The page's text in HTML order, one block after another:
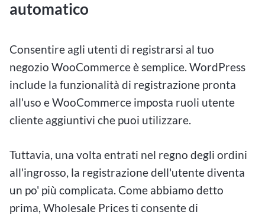
automatico
Consentire agli utenti di registrarsi al tuo
negozio WooCommerce è semplice. WordPress
include la funzionalità di registrazione pronta
all'uso e WooCommerce imposta ruoli utente
cliente aggiuntivi che puoi utilizzare.
Tuttavia, una volta entrati nel regno degli ordini
all'ingrosso, la registrazione dell'utente diventa
un po' più complicata. Come abbiamo detto
prima, Wholesale Prices ti consente di